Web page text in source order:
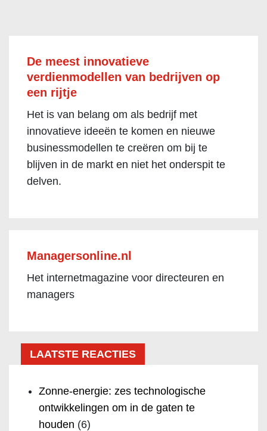
De meest innovatieve
verdienmodellen van bedrijven op
een rijtje
Het is van belang om als bedrijf met
innovatieve ideeën te komen en nieuwe
businessmodellen te creëren om bij te
blijven in de markt en niet het onderspit te
delven.
Managersonline.nl
Het internetmagazine voor directeuren en
managers
LAATSTE REACTIES
Zonne-energie: zes technologische
ontwikkelingen om in de gaten te
houden (6)